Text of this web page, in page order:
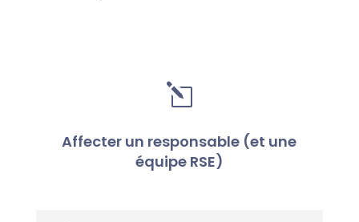
l
Affecter un responsable (et une
équipe RSE)